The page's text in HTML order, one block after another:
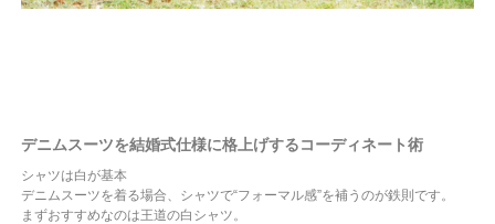
デニムスーツを結婚式仕様に格上げするコーディネート術
シャツは白が基本
デニムスーツを着る場合、シャツで“フォーマル感”を補うのが鉄則です。
まずおすすめなのは王道の白シャツ。